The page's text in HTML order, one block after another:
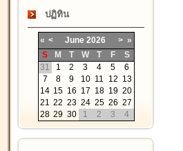
ปฏิทิน
« < June 2026 > »
S
M T W T F
S
31
1 2 3 4 5
6
7
8 9 10 11 12 13
14 15 16 17 18 19 20
21 22 23 24 25 26 27
28 29 30 1 2 3 4